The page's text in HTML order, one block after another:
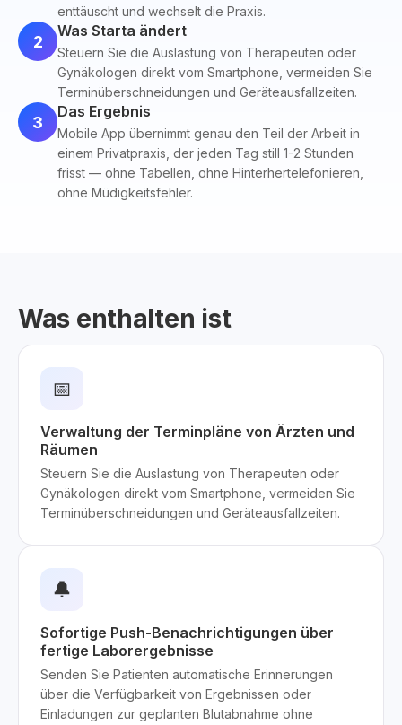
enttäuscht und wechselt die Praxis.
2
Was Starta ändert
Steuern Sie die Auslastung von Therapeuten oder
Gynäkologen direkt vom Smartphone, vermeiden Sie
Terminüberschneidungen und Geräteausfallzeiten.
3
Das Ergebnis
Mobile App übernimmt genau den Teil der Arbeit in
einem Privatpraxis, der jeden Tag still 1-2 Stunden
frisst — ohne Tabellen, ohne Hinterhertelefonieren,
ohne Müdigkeitsfehler.
Was enthalten ist
📅
Verwaltung der Terminpläne von Ärzten und
Räumen
Steuern Sie die Auslastung von Therapeuten oder
Gynäkologen direkt vom Smartphone, vermeiden Sie
Terminüberschneidungen und Geräteausfallzeiten.
🔔
Sofortige Push-Benachrichtigungen über
fertige Laborergebnisse
Senden Sie Patienten automatische Erinnerungen
über die Verfügbarkeit von Ergebnissen oder
Einladungen zur geplanten Blutabnahme ohne